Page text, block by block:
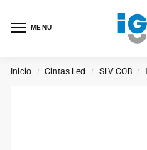
MENU
Inicio / Cintas Led / SLV COB /